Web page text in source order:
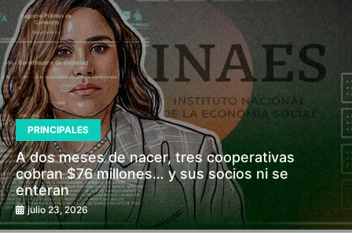
PRINCIPALES
A dos meses de nacer, tres cooperativas
cobran $76 millones… y sus socios ni se
enteran
julio 23, 2026